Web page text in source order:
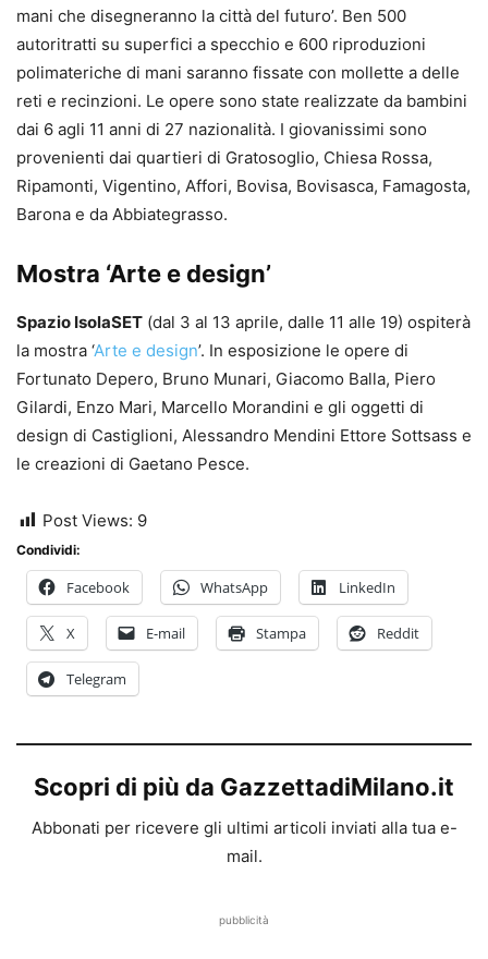
mani che disegneranno la città del futuro’. Ben 500
autoritratti su superfici a specchio e 600 riproduzioni
polimateriche di mani saranno fissate con mollette a delle
reti e recinzioni. Le opere sono state realizzate da bambini
dai 6 agli 11 anni di 27 nazionalità. I giovanissimi sono
provenienti dai quartieri di Gratosoglio, Chiesa Rossa,
Ripamonti, Vigentino, Affori, Bovisa, Bovisasca, Famagosta,
Barona e da Abbiategrasso.
Mostra ‘Arte e design’
Spazio IsolaSET (dal 3 al 13 aprile, dalle 11 alle 19) ospiterà
la mostra ‘Arte e design’. In esposizione le opere di
Fortunato Depero, Bruno Munari, Giacomo Balla, Piero
Gilardi, Enzo Mari, Marcello Morandini e gli oggetti di
design di Castiglioni, Alessandro Mendini Ettore Sottsass e
le creazioni di Gaetano Pesce.
Post Views: 9
Condividi:
Facebook WhatsApp LinkedIn
X E-mail Stampa Reddit
Telegram
Scopri di più da GazzettadiMilano.it
Abbonati per ricevere gli ultimi articoli inviati alla tua e-
mail.
pubblicità